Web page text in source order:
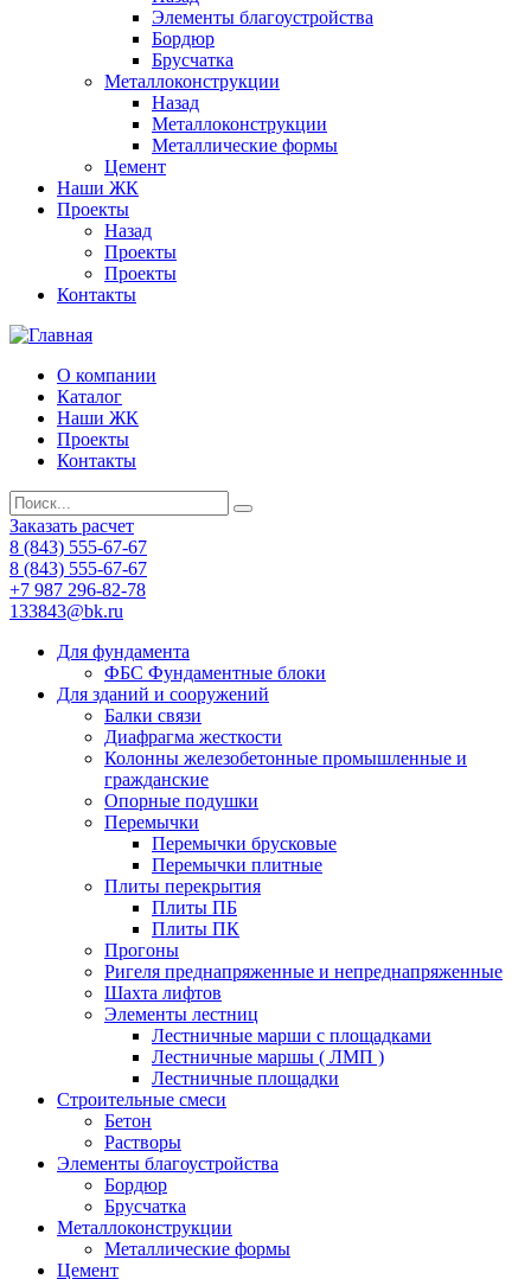
Элементы благоустройства
Бордюр
Брусчатка
Металлоконструкции
Назад
Металлоконструкции
Металлические формы
Цемент
Наши ЖК
Проекты
Назад
Проекты
Проекты
Контакты
О компании
Каталог
Наши ЖК
Проекты
Контакты
Заказать расчет
8 (843) 555-67-67
8 (843) 555-67-67
+7 987 296-82-78
133843@bk.ru
Для фундамента
ФБС Фундаментные блоки
Для зданий и сооружений
Балки связи
Диафрагма жесткости
Колонны железобетонные промышленные и
гражданские
Опорные подушки
Перемычки
Перемычки брусковые
Перемычки плитные
Плиты перекрытия
Плиты ПБ
Плиты ПК
Прогоны
Ригеля преднапряженные и непреднапряженные
Шахта лифтов
Элементы лестниц
Лестничные марши с площадками
Лестничные маршы ( ЛМП )
Лестничные площадки
Строительные смеси
Бетон
Растворы
Элементы благоустройства
Бордюр
Брусчатка
Металлоконструкции
Металлические формы
Цемент